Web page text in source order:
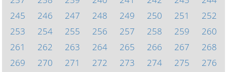
245
246 247 248 249 250 251
252
253
254 255 256 257 258 259
260
261
262 263 264 265 266 267
268
269
270 271 272 273 274 275
276